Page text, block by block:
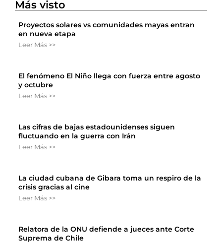
Más visto
Proyectos solares vs comunidades mayas entran
en nueva etapa
Leer Más >>
El fenómeno El Niño llega con fuerza entre agosto
y octubre
Leer Más >>
Las cifras de bajas estadounidenses siguen
fluctuando en la guerra con Irán
Leer Más >>
La ciudad cubana de Gibara toma un respiro de la
crisis gracias al cine
Leer Más >>
Relatora de la ONU defiende a jueces ante Corte
Suprema de Chile